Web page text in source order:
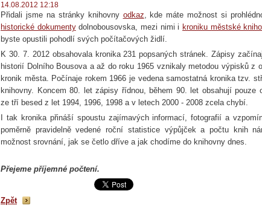
14.08.2012 12:18
Přidali jsme na stránky knihovny odkaz, kde máte možnost si
historické dokumentydolnobousovska, mezi nimi i kroniku městské
byste opustili pohodlí svých počítačových židlí.
K 30. 7. 2012 obsahovala kronika 231 popsaných stránek. Zápisy
historií Dolního Bousova a až do roku 1965 vznikaly metodou výpisků z
kronik města. Počínaje rokem 1966 je vedena samostatná kronika tzv.
knihovny. Koncem 80. let zápisy řídnou, během 90. let obsahují pouze
ze tří besed z let 1994, 1996, 1998 a v letech 2000 - 2008 zcela chybí.
I tak kronika přináší spoustu zajímavých informací, fotografií a
poměrně pravidelně vedené roční statistice výpůjček a počtu knih
možnost srovnání, jak se četlo dříve a jak chodíme do knihovny dnes.
Přejeme příjemné počtení.
Zpět